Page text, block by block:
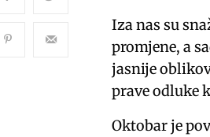
Iza nas su
promjene, a
jasnije
prave odluke
Oktobar je